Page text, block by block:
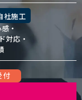
社施工
・
対応・
付